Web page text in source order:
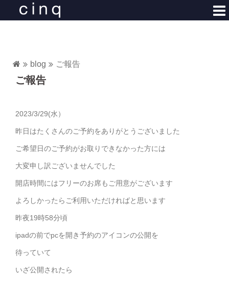
blog ご報告
ご報告
2023/3/29(水）
昨日はたくさんのご予約をありがとうございました
ご希望日のご予約がお取りできなかった方には
大変申し訳ございませんでした
開店時間にはフリーのお席もご用意がございます
よろしかったらご利用いただければと思います
昨夜19時58分頃
ipadの前でpcを開き予約のアイコンの公開を
待っていて
いざ公開されたら